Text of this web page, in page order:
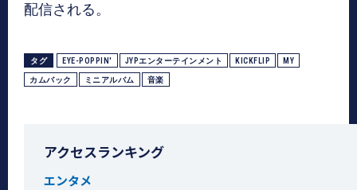
配信される。
タグ EYE-POPPIN' JYPエンターテインメント KICKFLIP MY
カムバック ミニアルバム 音楽
アクセスランキング
エンタメ